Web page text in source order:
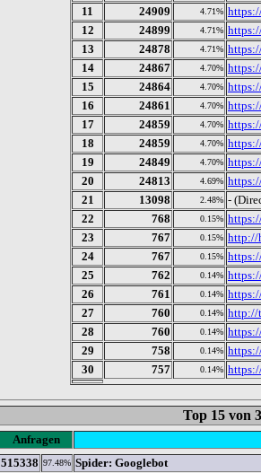
11
24909 4.71%
12
24899 4.71%
13
24878 4.71%
14
24867 4.70%
15
24864 4.70%
16
24861 4.70%
17
24859 4.70%
18
24859 4.70%
19
24849 4.70%
20
24813 4.69%
21
13098 2.48% -
22
768 0.15%
23
767 0.15% http://
24
767 0.15%
25
762 0.14%
26
761 0.14%
27
760 0.14% http://
28
760 0.14%
29
758 0.14%
30
757 0.14%
Top 15 von
Anfragen
515338 97.48% Spider: Googlebot